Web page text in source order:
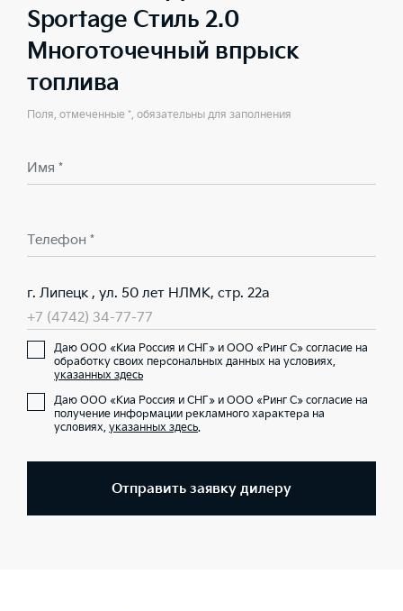
Sportage Стиль 2.0
Многоточечный впрыск
топлива
Поля, отмеченные *, обязательны для заполнения
Имя *
Телефон *
г. Липецк , ул. 50 лет НЛМК, стр. 22а
+7 (4742) 34-77-77
Даю ООО «Киа Россия и СНГ» и ООО «Ринг С» согласие на
обработку своих персональных данных на условиях,
указанных здесь
Даю ООО «Киа Россия и СНГ» и ООО «Ринг С» согласие на
получение информации рекламного характера на
условиях, указанных здесь.
Отправить заявку дилеру